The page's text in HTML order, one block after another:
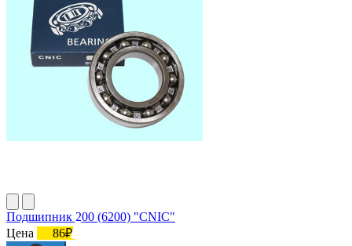
Подшипник 200 (6200) "CNIC"
Цена
86₽